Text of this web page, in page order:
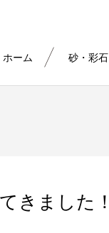
ホーム 砂・彩石
きました！